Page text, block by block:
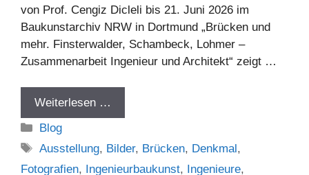
von Prof. Cengiz Dicleli bis 21. Juni 2026 im
Baukunstarchiv NRW in Dortmund „Brücken und
mehr. Finsterwalder, Schambeck, Lohmer –
Zusammenarbeit Ingenieur und Architekt“ zeigt …
Weiterlesen …
Kategorien
Blog
Schlagwörter
Ausstellung, Bilder, Brücken, Denkmal ,
Fotografien, Ingenieurbaukunst, Ingenieure,